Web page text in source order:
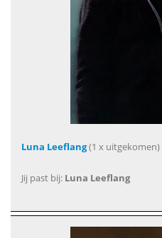
Luna Leeflang(1 x uitgekomen)
Jij past bij: Luna Leeflang